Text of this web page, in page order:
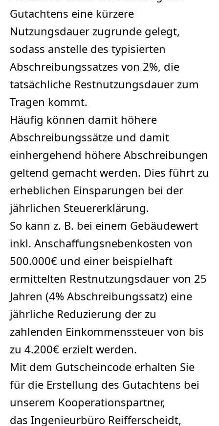
Gutachtens eine kürzere
Nutzungsdauer zugrunde gelegt,
sodass anstelle des typisierten
Abschreibungssatzes von 2%, die
tatsächliche Restnutzungsdauer zum
Tragen kommt.
Häufig können damit höhere
Abschreibungssätze und damit
einhergehend höhere Abschreibungen
geltend gemacht werden. Dies führt zu
erheblichen Einsparungen bei der
jährlichen Steuererklärung.
So kann z. B. bei einem Gebäudewert
inkl. Anschaffungsnebenkosten von
500.000€ und einer beispielhaft
ermittelten Restnutzungsdauer von 25
Jahren (4% Abschreibungssatz) eine
jährliche Reduzierung der zu
zahlenden Einkommenssteuer von bis
zu 4.200€ erzielt werden.
Mit dem Gutscheincode erhalten Sie
für die Erstellung des Gutachtens bei
unserem Kooperationspartner,
das Ingenieurbüro Reifferscheidt,